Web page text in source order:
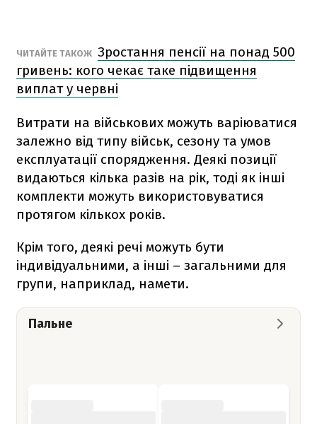
ЧИТАЙТЕ ТАКОЖ Зростання пенсії на понад 500
гривень: кого чекає таке підвищення
виплат у червні
Витрати на військових можуть варіюватися
залежно від типу військ, сезону та умов
експлуатації спорядження. Деякі позиції
видаються кілька разів на рік, тоді як інші
комплекти можуть використовуватися
протягом кількох років.
Крім того, деякі речі можуть бути
індивідуальними, а інші – загальними для
групи, наприклад, намети.
Пальне